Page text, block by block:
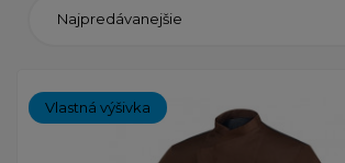
Najpredávanejšie
Vlastná výšivka